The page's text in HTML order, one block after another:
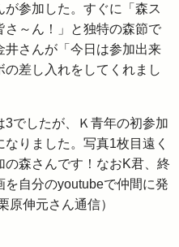
参加した。すぐに「森ス
さ～ん！」と独特の森節で
さんが「今日は参加出来
差し入れをしてくれまし
でしたが、Ｋ青年の初参加
りました。写真1枚目遠く
森さんです！なおK君、終
自分のyoutubeで仲間に発
原伸元さん通信）